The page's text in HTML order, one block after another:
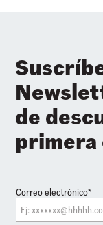
de
primera
Correo electrónico*